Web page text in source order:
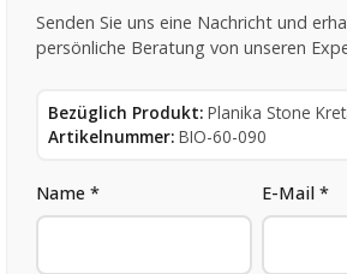
Senden Sie uns eine Nachricht und
persönliche Beratung von unseren
Bezüglich Produkt: Planika Stone
Artikelnummer: BIO-60-090
Name * E-Mail *